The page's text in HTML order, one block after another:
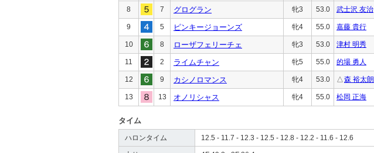
8 7 グログラン 牝3 53.0 武士沢 友治
9 5 ピンキージョーンズ 牝4 55.0 嘉藤 貴行
10 8 ローザフェリーチェ 牝3 53.0 津村 明秀
11 2 ライムチャン 牝5 55.0 的場 勇人
12 9 カシノロマンス 牝4 53.0 △森 裕太朗
13 13 オノリシャス 牝4 55.0 松岡 正海
タイム
ハロンタイム 12.5 - 11.7 - 12.3 - 12.5 - 12.8 - 12.2 - 11.6 - 12.6